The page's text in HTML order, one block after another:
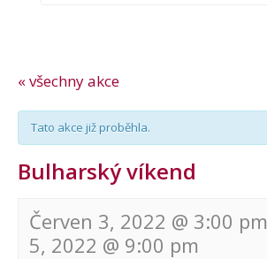
« všechny akce
Tato akce již proběhla.
Bulharský víkend
Červen 3, 2022 @ 3:00 pm
5, 2022 @ 9:00 pm